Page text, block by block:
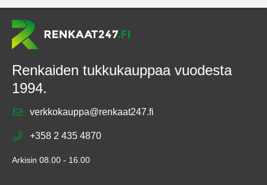
Renkaiden tukkukauppaa vuodesta
1994.
verkkokauppa@renkaat247.fi
+358 2 435 4870
Arkisin 08.00 - 16.00